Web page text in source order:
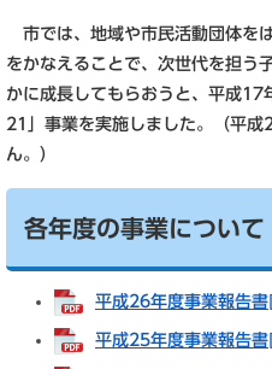
市では、地域や市民活動団体を
をかなえることで、次世代を担う
かに成長してもらおうと、平成
21」事業を実施しました。（平成
ん。）
各年度の事業について
平成26年度事業報告
平成25年度事業報告